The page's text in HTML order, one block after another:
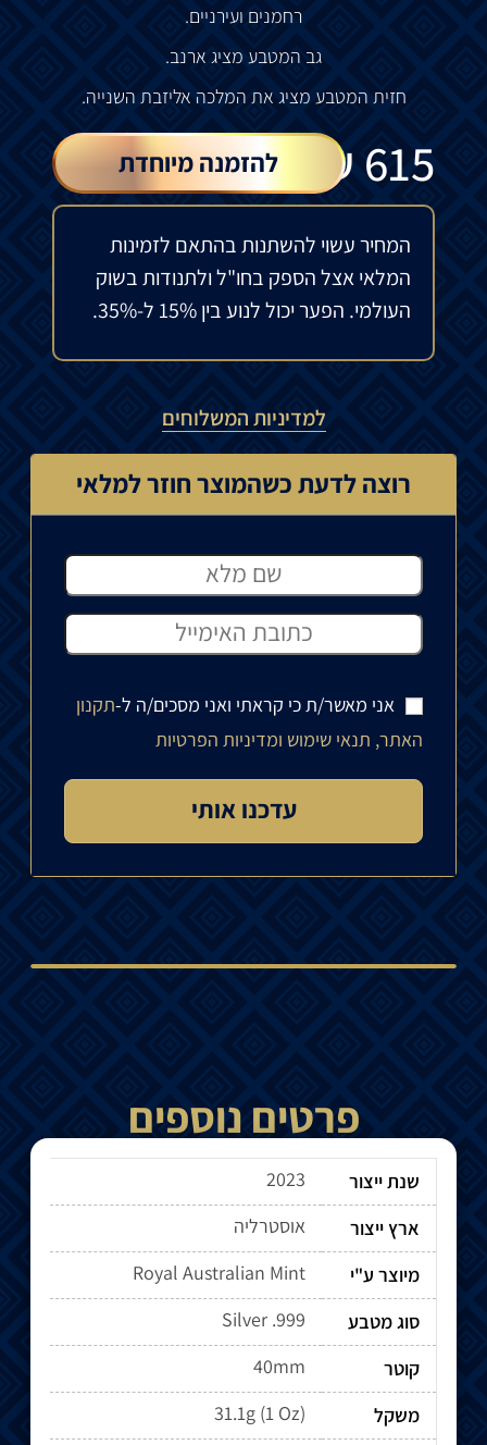
רחמנים ועירניים.
גב המטבע מציג ארנב.
חזית המטבע מציג את המלכה אליזבת השנייה.
615
₪ להזמנה מיוחדת
המחיר עשוי להשתנות בהתאם לזמינות
המלאי אצל הספק בחו"ל ולתנודות בשוק
העולמי. הפער יכול לנוע בין 15% ל-35%.
למדיניות המשלוחים
רוצה לדעת כשהמוצר חוזר למלאי
אני מאשר/ת כי קראתי ואני מסכים/ה ל-תקנון
האתר, תנאי שימוש ומדיניות הפרטיות
פרטים נוספים
שנת ייצור
2023
ארץ ייצור
אוסטרליה
מיוצר ע"י
Royal Australian Mint
סוג מטבע
Silver .999
קוטר
40mm
משקל
31.1g (1 Oz)